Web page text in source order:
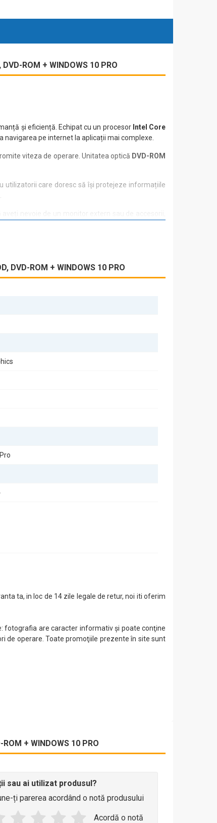
DVD-ROM + WINDOWS 10 PRO
și eficiență. Echipat cu un procesor Intel Core
pe internet la aplicații mai complexe.
viteza de operare. Unitatea optică DVD-ROM
care doresc să își protejeze informațiile
DVD-ROM + WINDOWS 10 PRO
ta, in loc de 14 zile legale de retur, noi iti oferim
fotografia are caracter informativ şi poate conţine
de operare. Toate promoţiile prezente în site sunt
ROM + WINDOWS 10 PRO
sau ai utilizat produsul?
ți parerea acordând o notă produsului
Acordă o notă